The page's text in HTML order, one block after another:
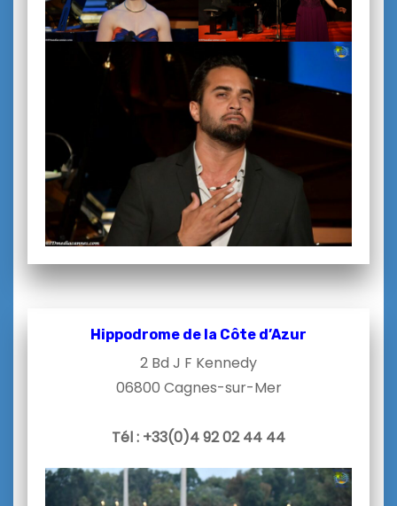
Hippodrome de la Côte d’Azur
2 Bd J F Kennedy
06800 Cagnes-sur-Mer
Tél : +33(0)4 92 02 44 44